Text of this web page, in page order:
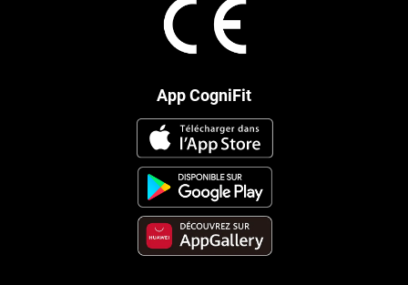
App CogniFit